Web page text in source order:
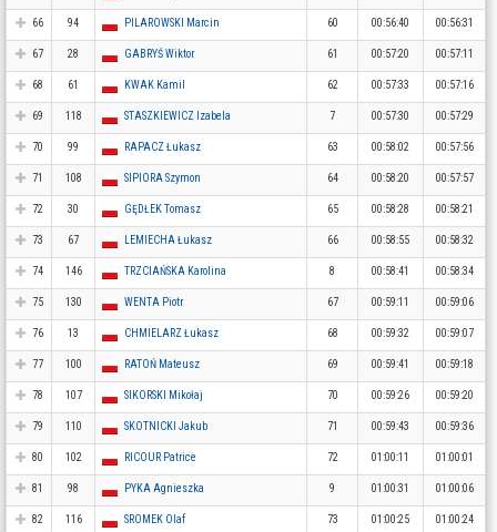
66 94 PILAROWSKI Marcin 60 00:56:40 00:56:31
67 28 GABRYŚ Wiktor 61 00:57:20 00:57:11
68 61 KWAK Kamil 62 00:57:33 00:57:16
69 118 STASZKIEWICZ Izabela 7 00:57:30 00:57:29
70 99 RAPACZ Łukasz 63 00:58:02 00:57:56
71 108 SIPIORA Szymon 64 00:58:20 00:57:57
72 30 GĘDŁEK Tomasz 65 00:58:28 00:58:21
73 67 LEMIECHA Łukasz 66 00:58:55 00:58:32
74 146 TRZCIAŃSKA Karolina 8 00:58:41 00:58:34
75 130 WENTA Piotr 67 00:59:11 00:59:06
76 13 CHMIELARZ Łukasz 68 00:59:32 00:59:07
77 100 RATOŃ Mateusz 69 00:59:41 00:59:18
78 107 SIKORSKI Mikołaj 70 00:59:26 00:59:20
79 110 SKOTNICKI Jakub 71 00:59:43 00:59:36
80 102 RICOUR Patrice 72 01:00:11 01:00:01
81 98 PYKA Agnieszka 9 01:00:31 01:00:06
82 116 SROMEK Olaf 73 01:00:25 01:00:24